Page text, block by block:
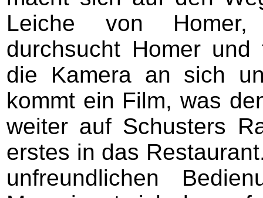
Leiche von
durchsucht Homer
die Kamera an sich
kommt ein Film, was
weiter auf Schusters
erstes in das
unfreundlichen